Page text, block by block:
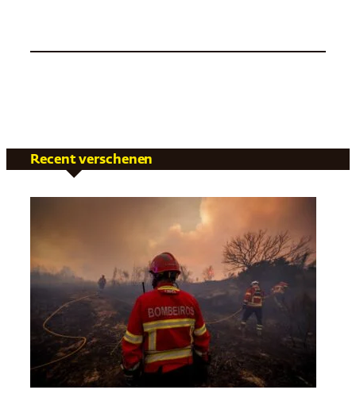
Recent verschenen